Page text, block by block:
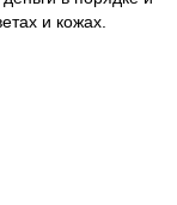
и кожах.